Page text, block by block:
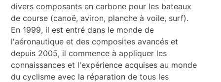
divers composants en carbone pour les bateaux
de course (canoë, aviron, planche à voile, surf).
En 1999, il est entré dans le monde de
l'aéronautique et des composites avancés et
depuis 2005, il commence à appliquer les
connaissances et l'expérience acquises au monde
du cyclisme avec la réparation de tous les